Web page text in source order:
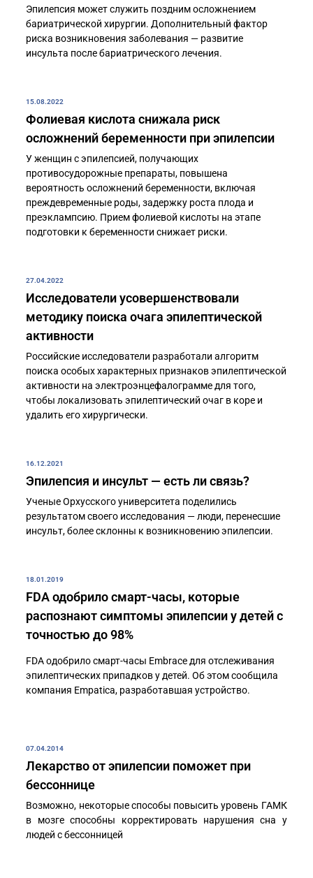
Эпилепсия может служить поздним осложнением
бариатрической хирургии. Дополнительный фактор
риска возникновения заболевания — развитие
инсульта после бариатрического лечения.
15.08.2022
Фолиевая кислота снижала риск
осложнений беременности при эпилепсии
У женщин с эпилепсией, получающих
противосудорожные препараты, повышена
вероятность осложнений беременности, включая
преждевременные роды, задержку роста плода и
преэклампсию. Прием фолиевой кислоты на этапе
подготовки к беременности снижает риски.
27.04.2022
Исследователи усовершенствовали
методику поиска очага эпилептической
активности
Российские исследователи разработали алгоритм
поиска особых характерных признаков эпилептической
активности на электроэнцефалограмме для того,
чтобы локализовать эпилептический очаг в коре и
удалить его хирургически.
16.12.2021
Эпилепсия и инсульт — есть ли связь?
Ученые Орхусского университета поделились
результатом своего исследования — люди, перенесшие
инсульт, более склонны к возникновению эпилепсии.
18.01.2019
FDA одобрило смарт-часы, которые
распознают симптомы эпилепсии у детей с
точностью до 98%
FDA одобрило смарт-часы Embrace для отслеживания
эпилептических припадков у детей. Об этом сообщила
компания Empatica, разработавшая устройство.
07.04.2014
Лекарство от эпилепсии поможет при
бессоннице
Возможно, некоторые способы повысить уровень ГАМК
в мозге способны корректировать нарушения сна у
людей с бессонницей